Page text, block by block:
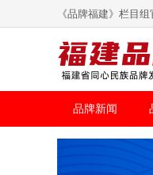
《品牌福建》栏目
品牌新闻